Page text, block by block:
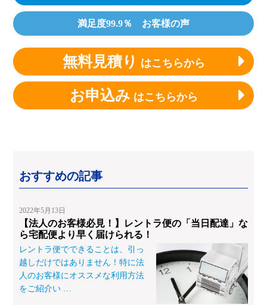
満足度99.9％ お客様の声
無料見積り はこちらから
お申込み はこちらから
おすすめの記事
2022年5月13日
【法人のお客様必見！】レントラ便の「当日配達」な
ら宅配便より早く届けられる！
レントラ便でできることは、引っ
越しだけではありません！特に法
人のお客様にオススメな利用方法
をご紹介い